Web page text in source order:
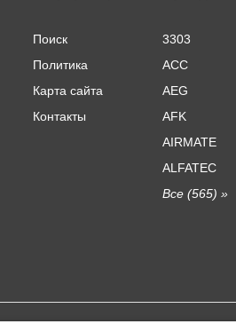
Поиск
Политика
Карта сайта
Контакты
3303
ACC
AEG
AFK
AIRMATE
ALFATEC
Все (565) »